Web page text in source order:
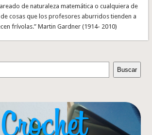
de naturaleza matemática o cualquiera de
cosas que los profesores aburridos tienden a
frívolas.” Martin Gardner (1914- 2010)
Buscar